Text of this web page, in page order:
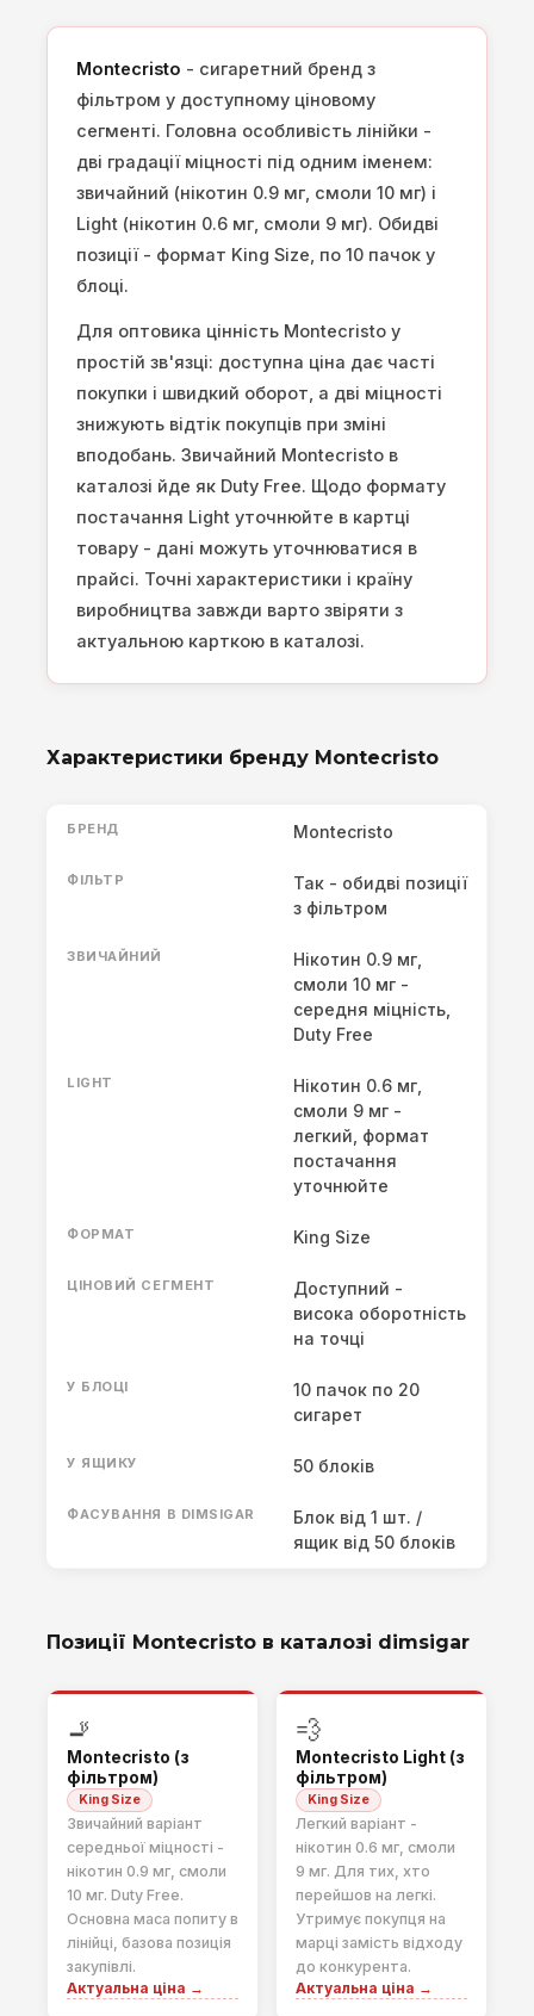
Montecristo - сигаретний бренд з
фільтром у доступному ціновому
сегменті. Головна особливість лінійки -
дві градації міцності під одним іменем:
звичайний (нікотин 0.9 мг, смоли 10 мг) і
Light (нікотин 0.6 мг, смоли 9 мг). Обидві
позиції - формат King Size, по 10 пачок у
блоці.
Для оптовика цінність Montecristo у
простій зв'язці: доступна ціна дає часті
покупки і швидкий оборот, а дві міцності
знижують відтік покупців при зміні
вподобань. Звичайний Montecristo в
каталозі йде як Duty Free. Щодо формату
постачання Light уточнюйте в картці
товару - дані можуть уточнюватися в
прайсі. Точні характеристики і країну
виробництва завжди варто звіряти з
актуальною карткою в каталозі.
Характеристики бренду Montecristo
БРЕНД Montecristo
ФІЛЬТР
Так - обидві позиції
з фільтром
ЗВИЧАЙНИЙ
Нікотин 0.9 мг,
смоли 10 мг -
середня міцність,
Duty Free
LIGHT
Нікотин 0.6 мг,
смоли 9 мг -
легкий, формат
постачання
уточнюйте
ФОРМАТ King Size
ЦІНОВИЙ СЕГМЕНТ
Доступний -
висока оборотність
на точці
У БЛОЦІ
10 пачок по 20
сигарет
У ЯЩИКУ 50 блоків
ФАСУВАННЯ В DIMSIGAR
Блок від 1 шт. /
ящик від 50 блоків
Позиції Montecristo в каталозі dimsigar
🚬
Montecristo (з
фільтром)
King Size
Звичайний варіант
середньої міцності -
нікотин 0.9 мг, смоли
10 мг. Duty Free.
Основна маса попиту в
лінійці, базова позиція
закупівлі.
Актуальна ціна →
💨
Montecristo Light (з
фільтром)
King Size
Легкий варіант -
нікотин 0.6 мг, смоли
9 мг. Для тих, хто
перейшов на легкі.
Утримує покупця на
марці замість відходу
до конкурента.
Актуальна ціна →